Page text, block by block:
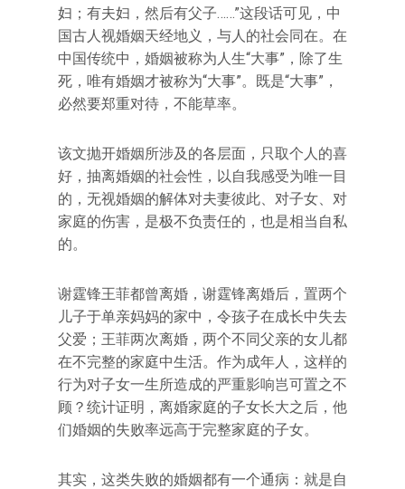
妇；有夫妇，然后有父子……”这段话可见，中
国古人视婚姻天经地义，与人的社会同在。在
中国传统中，婚姻被称为人生“大事”，除了生
死，唯有婚姻才被称为“大事”。既是“大事”，
必然要郑重对待，不能草率。
该文抛开婚姻所涉及的各层面，只取个人的喜
好，抽离婚姻的社会性，以自我感受为唯一目
的，无视婚姻的解体对夫妻彼此、对子女、对
家庭的伤害，是极不负责任的，也是相当自私
的。
谢霆锋王菲都曾离婚，谢霆锋离婚后，置两个
儿子于单亲妈妈的家中，令孩子在成长中失去
父爱；王菲两次离婚，两个不同父亲的女儿都
在不完整的家庭中生活。作为成年人，这样的
行为对子女一生所造成的严重影响岂可置之不
顾？统计证明，离婚家庭的子女长大之后，他
们婚姻的失败率远高于完整家庭的子女。
其实，这类失败的婚姻都有一个通病：就是自